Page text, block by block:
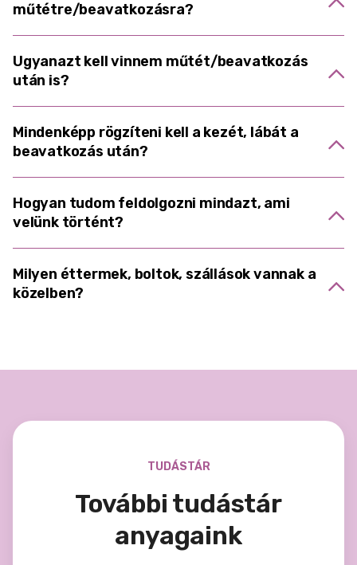
műtétre/beavatkozásra?
Ugyanazt kell vinnem műtét/beavatkozás
után is?
Mindenképp rögzíteni kell a kezét, lábát a
beavatkozás után?
Hogyan tudom feldolgozni mindazt, ami
velünk történt?
Milyen éttermek, boltok, szállások vannak a
közelben?
TUDÁSTÁR
További tudástár
anyagaink